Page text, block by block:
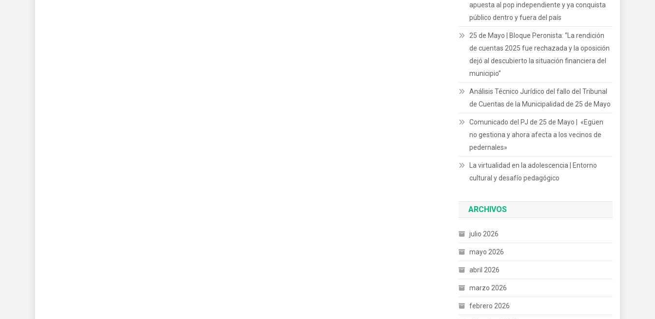
apuesta al pop independiente y ya conquista
público dentro y fuera del país
25 de Mayo | Bloque Peronista: “La rendición
de cuentas 2025 fue rechazada y la oposición
dejó al descubierto la situación financiera del
municipio”
Análisis Técnico Jurídico del fallo del Tribunal
de Cuentas de la Municipalidad de 25 de Mayo
Comunicado del PJ de 25 de Mayo | «Egüen
no gestiona y ahora afecta a los vecinos de
pedernales»
La virtualidad en la adolescencia | Entorno
cultural y desafío pedagógico
ARCHIVOS
julio 2026
mayo 2026
abril 2026
marzo 2026
febrero 2026